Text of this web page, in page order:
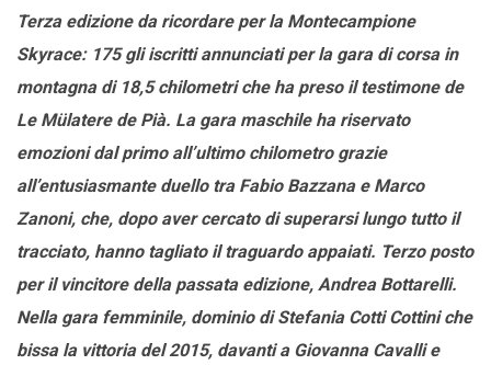
Terza edizione da ricordare per la Montecampione
Skyrace: 175 gli iscritti annunciati per la gara di corsa in
montagna di 18,5 chilometri che ha preso il testimone de
Le Mülatere de Pià. La gara maschile ha riservato
emozioni dal primo all’ultimo chilometro grazie
all’entusiasmante duello tra Fabio Bazzana e Marco
Zanoni, che, dopo aver cercato di superarsi lungo tutto il
tracciato, hanno tagliato il traguardo appaiati. Terzo posto
per il vincitore della passata edizione, Andrea Bottarelli.
Nella gara femminile, dominio di Stefania Cotti Cottini che
bissa la vittoria del 2015, davanti a Giovanna Cavalli e